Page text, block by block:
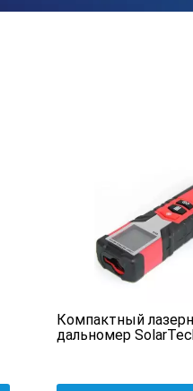
Компактный
дальномер